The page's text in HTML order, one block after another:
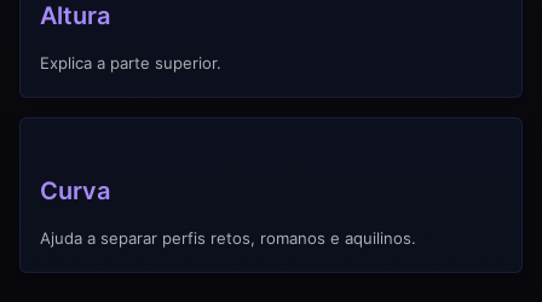
Altura
Explica a parte superior.
Curva
Ajuda a separar perfis retos, romanos e aquilinos.